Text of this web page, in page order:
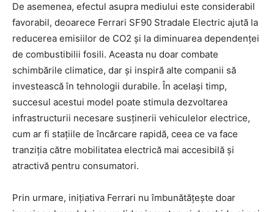
De asemenea, efectul asupra mediului este considerabil
favorabil, deoarece Ferrari SF90 Stradale Electric ajută la
reducerea emisiilor de CO2 și la diminuarea dependenței
de combustibilii fosili. Aceasta nu doar combate
schimbările climatice, dar și inspiră alte companii să
investească în tehnologii durabile. În același timp,
succesul acestui model poate stimula dezvoltarea
infrastructurii necesare susținerii vehiculelor electrice,
cum ar fi stațiile de încărcare rapidă, ceea ce va face
tranziția către mobilitatea electrică mai accesibilă și
atractivă pentru consumatori.
Prin urmare, inițiativa Ferrari nu îmbunătățește doar